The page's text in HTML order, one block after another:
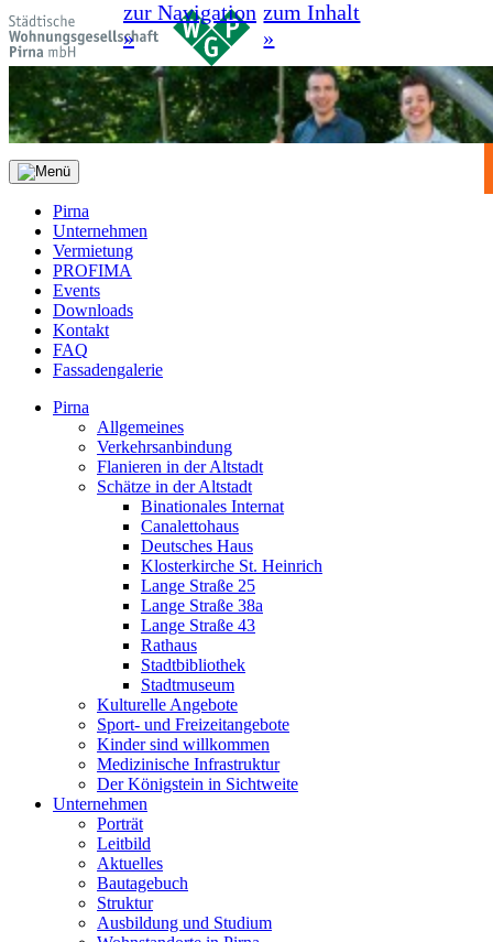
zur Navigation
»
zum Inhalt
»
Pirna
Unternehmen
Vermietung
PROFIMA
Events
Downloads
Kontakt
FAQ
Fassadengalerie
Pirna
Allgemeines
Verkehrsanbindung
Flanieren in der Altstadt
Schätze in der Altstadt
Binationales Internat
Canalettohaus
Deutsches Haus
Klosterkirche St. Heinrich
Lange Straße 25
Lange Straße 38a
Lange Straße 43
Rathaus
Stadtbibliothek
Stadtmuseum
Kulturelle Angebote
Sport- und Freizeitangebote
Kinder sind willkommen
Medizinische Infrastruktur
Der Königstein in Sichtweite
Unternehmen
Porträt
Leitbild
Aktuelles
Bautagebuch
Struktur
Ausbildung und Studium